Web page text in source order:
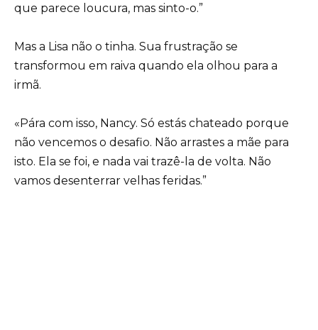
que parece loucura, mas sinto-o.”
Mas a Lisa não o tinha. Sua frustração se
transformou em raiva quando ela olhou para a
irmã.
«Pára com isso, Nancy. Só estás chateado porque
não vencemos o desafio. Não arrastes a mãe para
isto. Ela se foi, e nada vai trazê-la de volta. Não
vamos desenterrar velhas feridas.”